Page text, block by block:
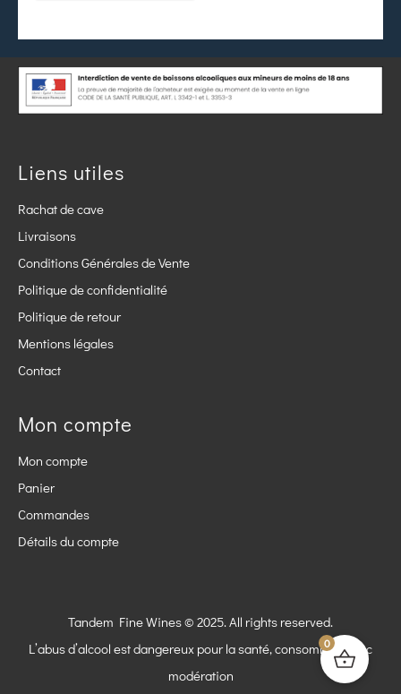
Liens utiles
Rachat de cave
Livraisons
Conditions Générales de Vente
Politique de confidentialité
Politique de retour
Mentions légales
Contact
Mon compte
Mon compte
Panier
Commandes
Détails du compte
Tandem Fine Wines © 2025. All rights reserved.
L’abus d’alcool est dangereux pour la santé, consommez avec
modération
0